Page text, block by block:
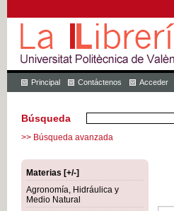
Principal Contáctenos Acceder
Búsqueda
>> Búsqueda avanzada
Materias [+/-]
Agronomía, Hidráulica y
Medio Natural